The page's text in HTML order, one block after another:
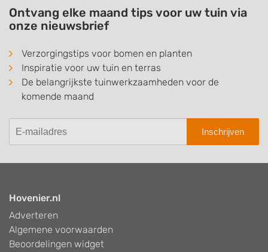
Ontvang elke maand tips voor uw tuin via
onze nieuwsbrief
Verzorgingstips voor bomen en planten
Inspiratie voor uw tuin en terras
De belangrijkste tuinwerkzaamheden voor de
komende maand
Inschrijven
Hovenier.nl
Adverteren
Algemene voorwaarden
Beoordelingen widget